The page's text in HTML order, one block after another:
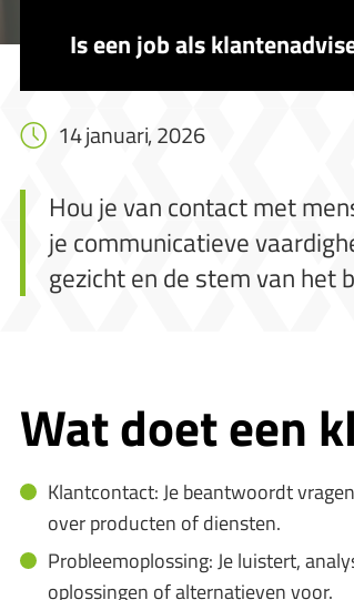
Is een job als
14 januari, 2026
Hou je van contact met
je communicatieve
gezicht en de stem van het
Wat doet een
Klantcontact: Je beantwoordt
over producten of diensten.
Probleemoplossing: Je luistert,
oplossingen of alternatieven voor.